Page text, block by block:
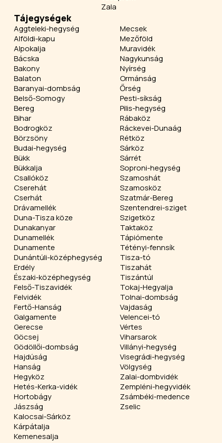
Zala
Tájegységek
Aggteleki-hegység
Alföldi-kapu
Alpokalja
Bácska
Bakony
Balaton
Baranyai-dombság
Belső-Somogy
Bereg
Bihar
Bodrogköz
Börzsöny
Budai-hegység
Bükk
Bükkalja
Csallóköz
Cserehát
Cserhát
Drávamellék
Duna-Tisza köze
Dunakanyar
Dunamellék
Dunamente
Dunántúli-középhegység
Erdély
Északi-középhegység
Felső-Tiszavidék
Felvidék
Fertő-Hanság
Galgamente
Gerecse
Göcsej
Gödöllői-dombság
Hajdúság
Hanság
Hegyköz
Hetés-Kerka-vidék
Hortobágy
Jászság
Kalocsai-Sárköz
Kárpátalja
Kemenesalja
Mecsek
Mezőföld
Muravidék
Nagykunság
Nyírség
Ormánság
Őrség
Pesti-síkság
Pilis-hegység
Rábaköz
Ráckevei-Dunaág
Rétköz
Sárköz
Sárrét
Soproni-hegység
Szamoshát
Szamosköz
Szatmár-Bereg
Szentendrei-sziget
Szigetköz
Taktaköz
Tápiómente
Tétényi-fennsík
Tisza-tó
Tiszahát
Tiszántúl
Tokaj-Hegyalja
Tolnai-dombság
Vajdaság
Velencei-tó
Vértes
Viharsarok
Villányi-hegység
Visegrádi-hegység
Völgység
Zalai-dombvidék
Zempléni-hegyvidék
Zsámbéki-medence
Zselic